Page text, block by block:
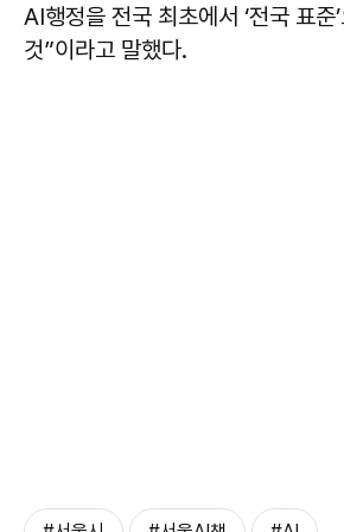
AI행정을 전국 최초에서 ‘전국 표준
것”이라고 말했다.